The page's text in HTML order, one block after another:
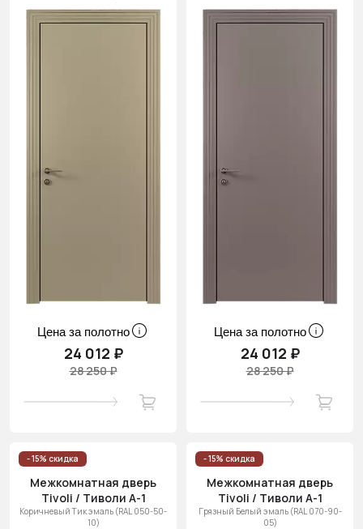
Цена за полотно
24 012 ₽
28 250 ₽
Цена за полотно
24 012 ₽
28 250 ₽
- 15% скидка
Межкомнатная дверь
Tivoli / Тиволи А-1
Коричневый Тик эмаль (RAL 050-50-
10)
- 15% скидка
Межкомнатная дверь
Tivoli / Тиволи А-1
Грязный Белый эмаль (RAL 070-90-
05)